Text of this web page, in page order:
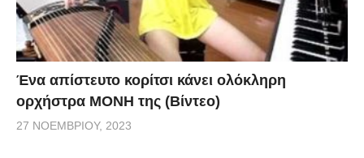
Ένα απίστευτο κορίτσι κάνει ολόκληρη
ορχήστρα ΜΟΝΗ της (Βίντεο)
27 ΝΟΕΜΒΡΊΟΥ, 2023